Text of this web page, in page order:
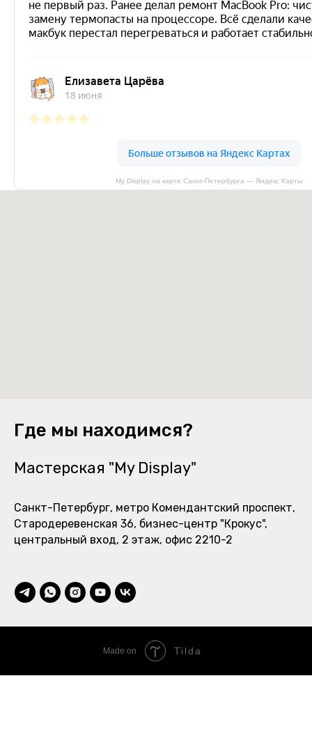
My Display на карте Санкт‑Петербурга — Яндекс Карты
Где мы находимся?
Мастерская "My Display"
Санкт-Петербург, метро Комендантский проспект,
Стародеревенская 36, бизнес-центр "Крокус",
центральный вход, 2 этаж, офис 2210-2
Made on Tilda